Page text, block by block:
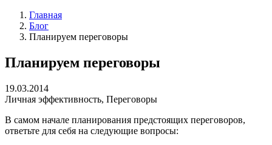
Главная
Блог
Планируем переговоры
Планируем переговоры
19.03.2014
Личная эффективность, Переговоры
В самом начале планирования предстоящих переговоров,
ответьте для себя на следующие вопросы: